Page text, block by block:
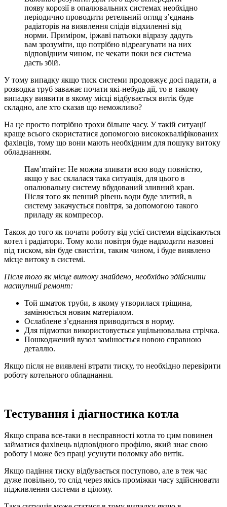
появу корозії в опалювальних системах необхідно
періодично проводити ретельний огляд з’єднань
радіаторів на виявлення слідів відхиленні від
норми. Приміром, іржаві патьоки відразу дадуть
вам зрозуміти, що потрібно відреагувати на них
відповідним чином, не чекати поки вся система
дасть збій.
У тому випадку якщо тиск системи продовжує досі падати, а
розводка труб заважає почати які-небудь дії, то в такому
випадку виявити в якому місці відбувається витік буде
складно, але хто сказав що неможливо?
На це просто потрібно трохи більше часу. У такій ситуації
краще всього скористатися допомогою висококваліфікованих
фахівців, тому що вони мають необхідним для пошуку витоку
обладнанням.
Пам’ятайте: Не можна зливати всю воду повністю,
якщо у вас склалася така ситуація, для цього в
опалювальну систему вбудований зливний кран.
Після того як певний рівень води буде злитий, в
систему закачується повітря, за допомогою такого
приладу як компресор.
Також до того як почати роботу від усієї системи відсікаються
котел і радіатори. Тому коли повітря буде надходити назовні
під тиском, він буде свистіти, таким чином, і буде виявлено
місце витоку в системі.
Після того як місце витоку знайдено, необхідно здійснити
наступний ремонт:
Той шматок труби, в якому утворилася тріщина,
замінюється новим матеріалом.
Ослаблене з’єднання приводиться в норму.
Для підмотки використовується ущільнювальна стрічка.
Пошкоджений вузол замінюється новою справною
деталлю.
Якщо після не виявлені втрати тиску, то необхідно перевірити
роботу котельного обладнання.
Тестування і діагностика котла
Якщо справа все-таки в несправності котла то цим повинен
займатися фахівець відповідного профілю, який знає свою
роботу і може без праці усунути поломку або витік.
Якщо падіння тиску відбувається поступово, але в теж час
дуже повільно, то слід через якісь проміжки часу здійснювати
підживлення системи в цілому.